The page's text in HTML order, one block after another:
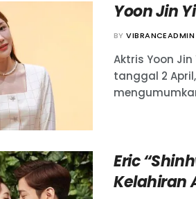
Yoon Jin
BY VIBRANCEADMIN
Aktris Yoon
tanggal 2
Eric
Kelahiran